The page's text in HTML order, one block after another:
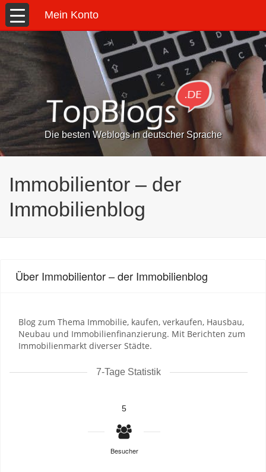
Mein Konto
Die besten Weblogs in deutscher Sprache
Immobilientor – der
Immobilienblog
Über Immobilientor – der Immobilienblog
Blog zum Thema Immobilie, kaufen, verkaufen, Hausbau,
Neubau und Immobilienfinanzierung. Mit Berichten zum
Immobilienmarkt diverser Städte.
7-Tage Statistik
5
Besucher